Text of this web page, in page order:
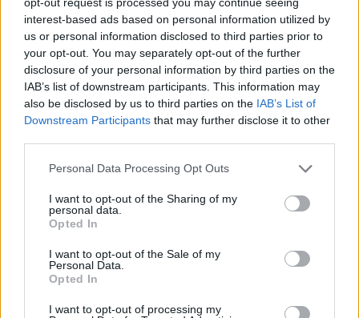
interest-based ads based on personal information utilized by
us or personal information disclosed to third parties prior to
your opt-out. You may separately opt-out of the further
disclosure of your personal information by third parties on the
IAB’s list of downstream participants. This information may
also be disclosed by us to third parties on the IAB’s List of
Downstream Participants that may further disclose it to other
Please note that this website/app uses one or more Google
not limited to your visit or usage behaviour. You may click to
grant or deny consent to Google and its third-party tags to
use your data for below specified purposes in below Google
consent section.
Personal Data Processing Opt Outs
I want to opt-out of the Sharing of my
personal data.
Opted In
I want to opt-out of the Sale of my
Personal Data.
Opted In
I want to opt-out of processing my
Formador
Helena Couras
É formadora Sénior, desde 2009, com uma vasta carreira em
Formação Empresarial, nas áreas da Liderança, Desenvolvimento
Pessoal, Vendas e Relação com o cliente.
a relação com o cliente e a gestão da qualidade do serviço.
Assumiu funções de Direção e coordenação de equipas de empresas
Licenciada em Engenharia Agroindustrial, pelo Instituto Superior de
Agronomia de Lisboa, tem aprofundado a sua formação e
ligados à programação neurolinguística.
É certificada no método LSP – LEGO® SERIOUS PLAY.